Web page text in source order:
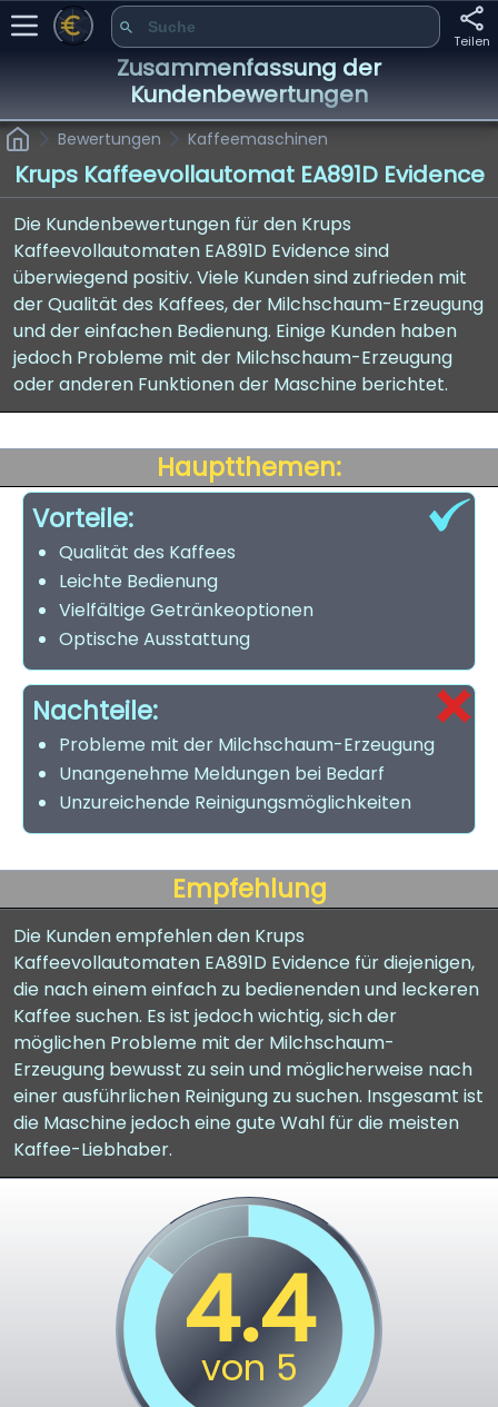
Teilen
Zusammenfassung der
Kundenbewertungen
Bewertungen Kaffeemaschinen
Krups Kaffeevollautomat EA891D Evidence
Die Kundenbewertungen für den Krups
Kaffeevollautomaten EA891D Evidence sind
überwiegend positiv. Viele Kunden sind zufrieden mit
der Qualität des Kaffees, der Milchschaum-Erzeugung
und der einfachen Bedienung. Einige Kunden haben
jedoch Probleme mit der Milchschaum-Erzeugung
oder anderen Funktionen der Maschine berichtet.
Hauptthemen:
Vorteile:
Qualität des Kaffees
Leichte Bedienung
Vielfältige Getränkeoptionen
Optische Ausstattung
Nachteile:
Probleme mit der Milchschaum-Erzeugung
Unangenehme Meldungen bei Bedarf
Unzureichende Reinigungsmöglichkeiten
Empfehlung
Die Kunden empfehlen den Krups
Kaffeevollautomaten EA891D Evidence für diejenigen,
die nach einem einfach zu bedienenden und leckeren
Kaffee suchen. Es ist jedoch wichtig, sich der
möglichen Probleme mit der Milchschaum-
Erzeugung bewusst zu sein und möglicherweise nach
einer ausführlichen Reinigung zu suchen. Insgesamt ist
die Maschine jedoch eine gute Wahl für die meisten
Kaffee-Liebhaber.